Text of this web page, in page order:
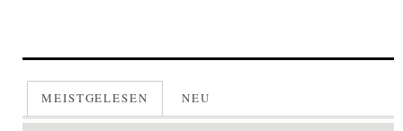
MEISTGELESEN NEU